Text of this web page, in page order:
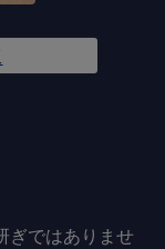
ぎではありませ